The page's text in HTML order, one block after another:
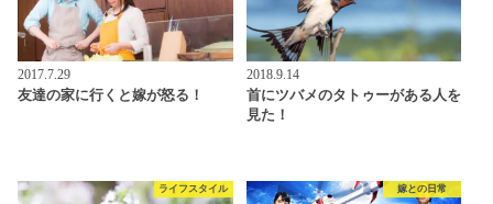
2017.7.29
友達の家に行くと嫁が怒る！
2018.9.14
首にツバメのタトゥーがある人を
見た！
ライフスタイル 嫁との日常